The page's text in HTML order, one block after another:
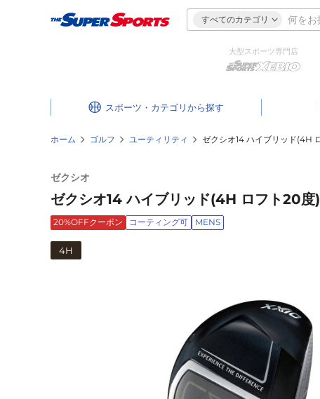
すべてのカテゴリ
大型スポーツ専門店
スポーツ・カテゴリ
ホーム ゴルフ ユーティリティ ゼクシオ14 ハイブリッド(4H
ゼクシオ
ゼクシオ14 ハイブリッド(4H ロフト20
20%OFFクーポン コーティング可 MENS
4H